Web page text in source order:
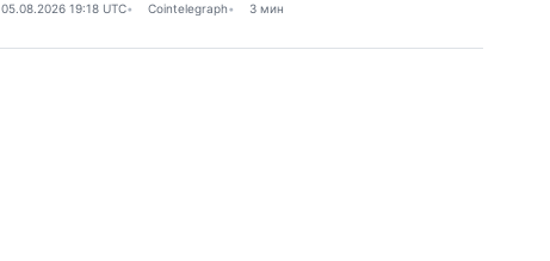
05.08.2026 19:18 UTC Cointelegraph 3 мин